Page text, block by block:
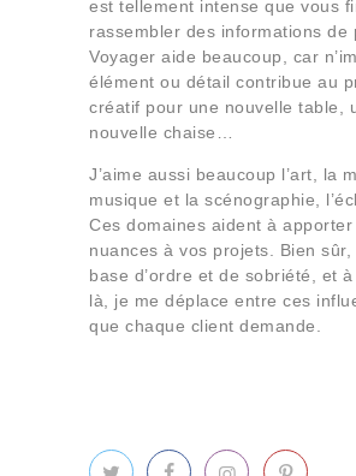
est tellement intense que vous
rassembler des informations de
Voyager aide beaucoup, car
élément ou détail contribue au
créatif pour une nouvelle table,
nouvelle chaise…
J’aime aussi beaucoup l’art, la
musique et la scénographie,
Ces domaines aident à apporter
nuances à vos projets. Bien sûr,
base d’ordre et de sobriété, et
là, je me déplace entre ces
que chaque client demande.